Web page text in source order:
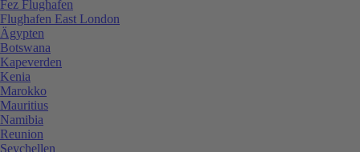
Fez Flughafen
Flughafen East London
Ägypten
Botswana
Kapeverden
Kenia
Marokko
Mauritius
Namibia
Reunion
Seychellen